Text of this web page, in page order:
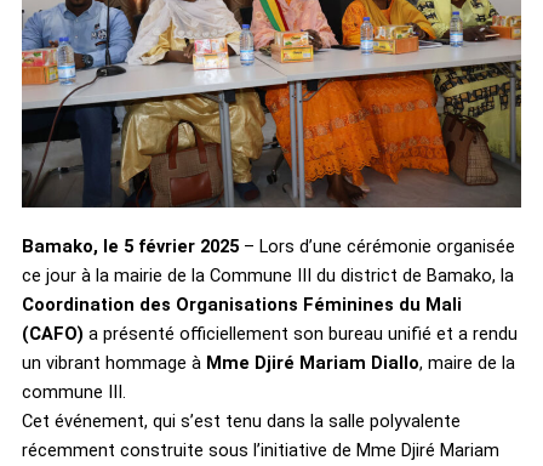
Bamako, le 5 février 2025– Lors d’une cérémonie organisée
ce jour à la mairie de la Commune III du district de Bamako, la
Coordination des Organisations Féminines du Mali
(CAFO) a présenté officiellement son bureau unifié et a rendu
un vibrant hommage à Mme Djiré Mariam Diallo, maire de la
commune III.
Cet événement, qui s’est tenu dans la salle polyvalente
récemment construite sous l’initiative de Mme Djiré Mariam